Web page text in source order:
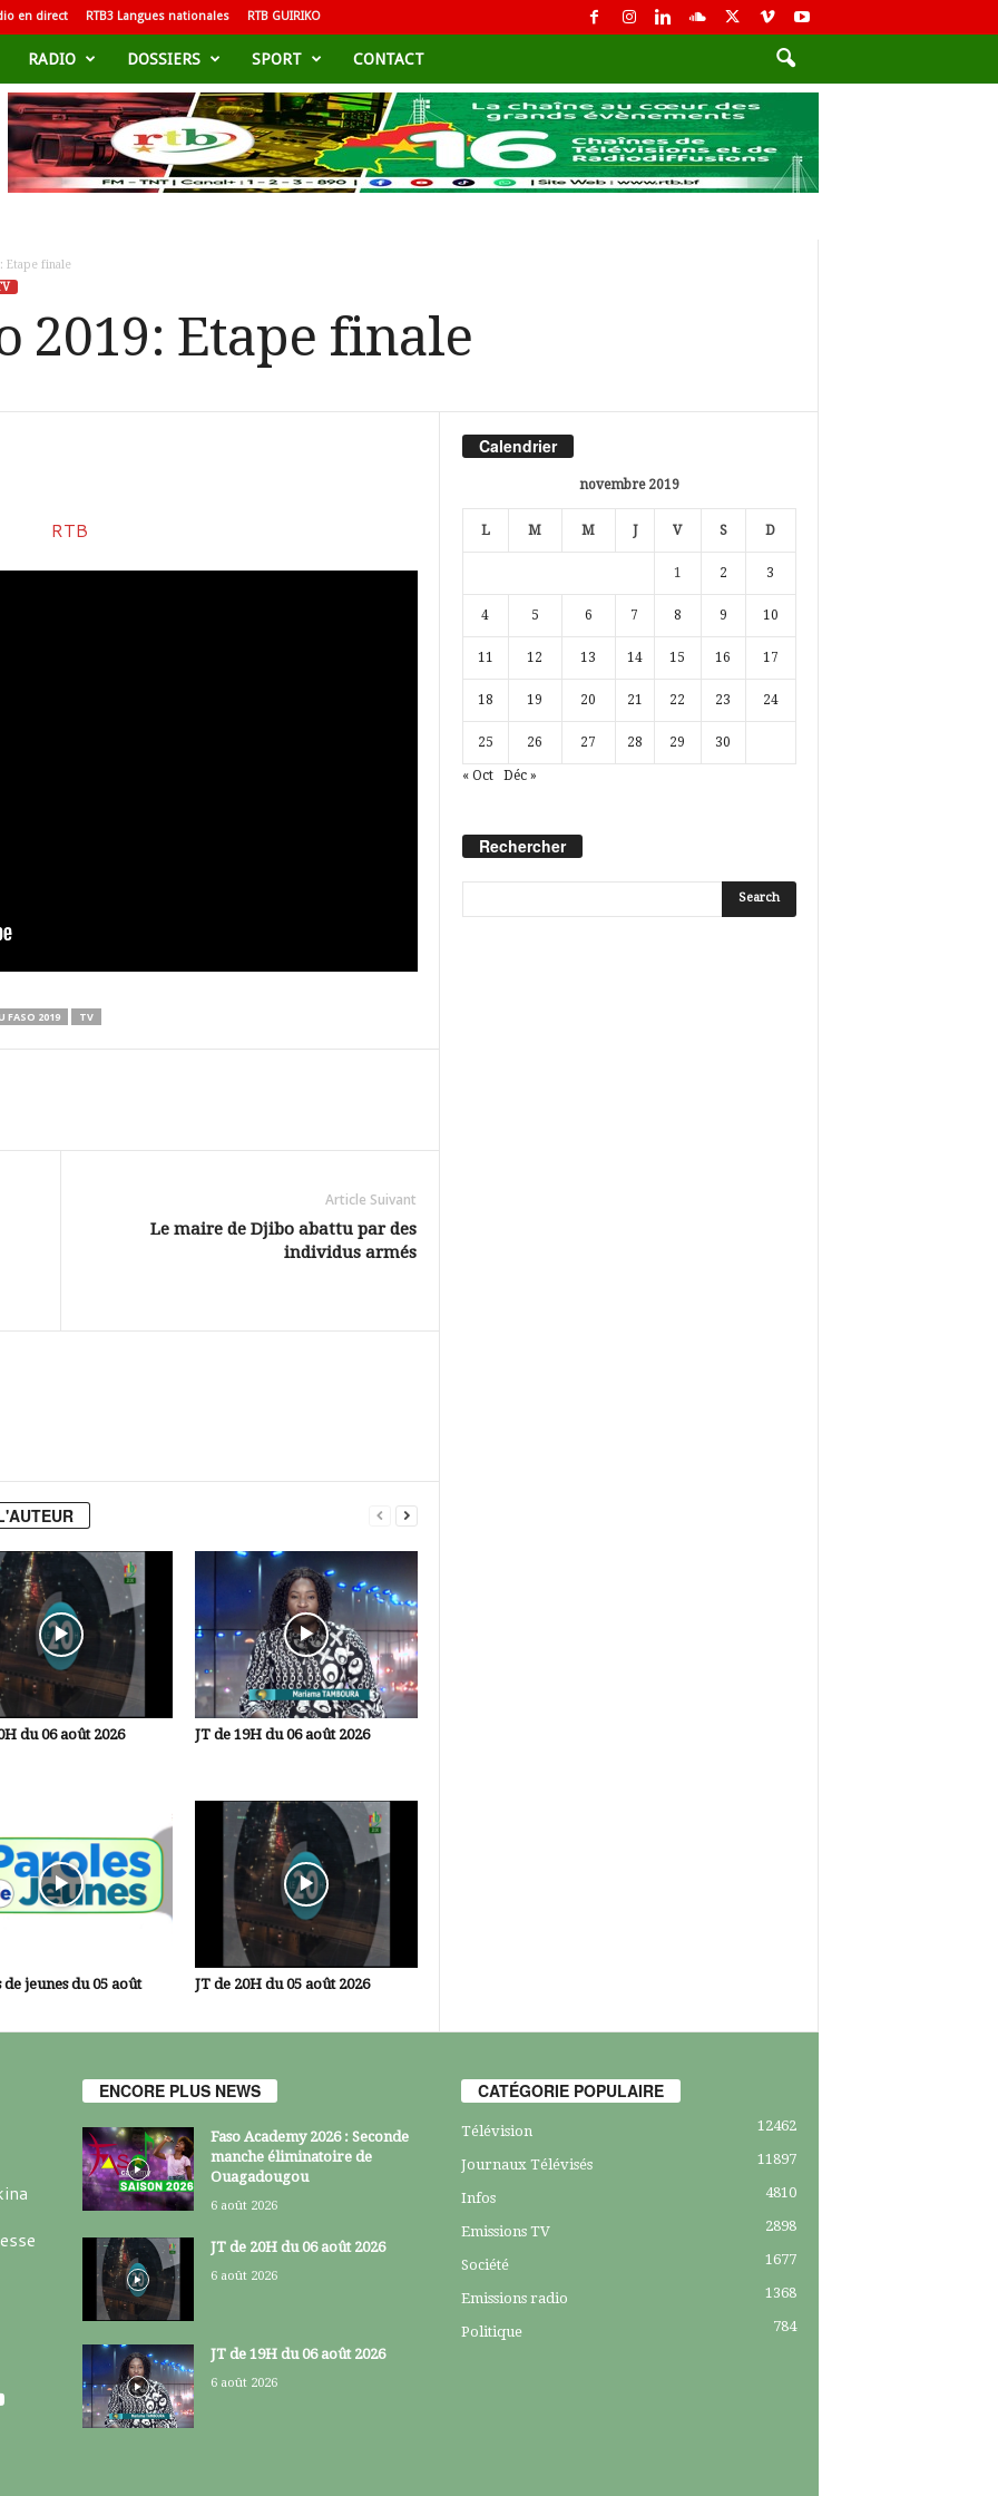
en direct RTB3 Langues nationales RTB GUIRIKO
RADIO DOSSIERS SPORT CONTACT
Etape finale
2019: Etape finale
FASO 2019 TV
Article Suivant
Le maire de Djibo abattu par des
individus armés
du 06 août 2026 JT de 19H du 06 août 2026
de jeunes du 05 août
JT de 20H du 05 août 2026
Calendrier
novembre 2019
L M M J V S D
1 2 3
4 5 6 7 8 9 10
11 12 13 14 15 16 17
18 19 20 21 22 23 24
25 26 27 28 29 30
« Oct Déc »
Rechercher
ENCORE PLUS NEWS
Faso Academy 2026 : Seconde
manche éliminatoire de
Ouagadougou
6 août 2026
JT de 20H du 06 août 2026
6 août 2026
JT de 19H du 06 août 2026
6 août 2026
CATÉGORIE POPULAIRE
Télévision 12462
Journaux Télévisés 11897
Infos 4810
Emissions TV 2898
Société 1677
Emissions radio 1368
Politique 784